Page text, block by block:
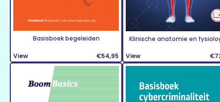
Basisboek begeleiden
View €54,95
Klinische anatomie en
View